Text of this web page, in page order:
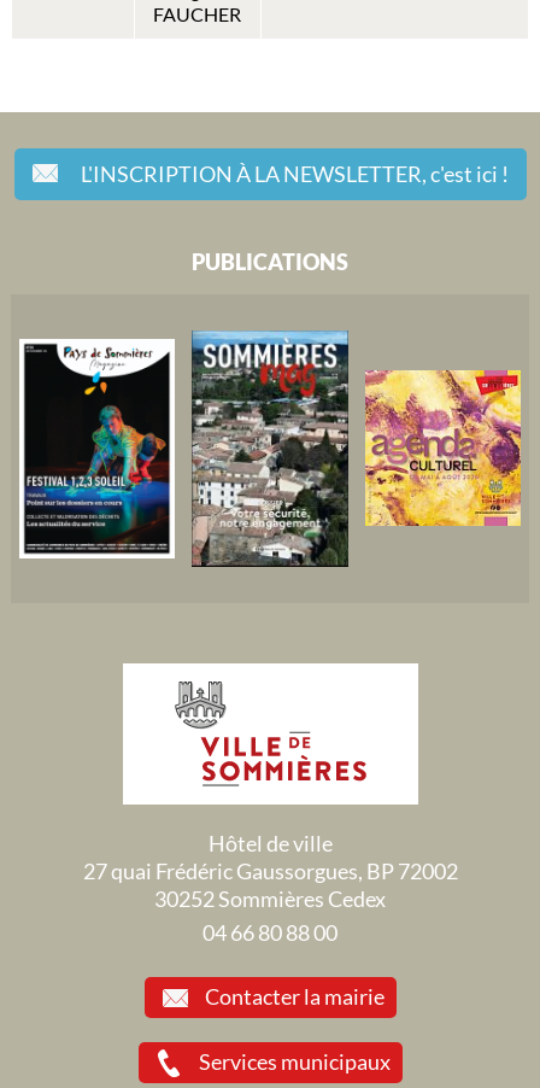
FAUCHER
L'INSCRIPTION À LA NEWSLETTER,c'est ici !
PUBLICATIONS
Hôtel de ville
27 quai Frédéric Gaussorgues, BP 72002
30252 Sommières Cedex
04 66 80 88 00
Contacter la mairie
Services municipaux